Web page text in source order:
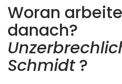
Woran
danach?
Schmidt?